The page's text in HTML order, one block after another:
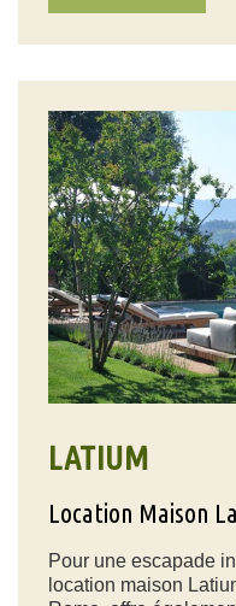
LATIUM
Location Maison
Pour une escapade
location maison